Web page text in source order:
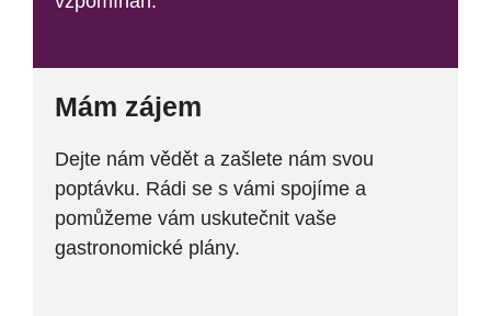
Mám zájem
Dejte nám vědět a zašlete nám svou
poptávku. Rádi se s vámi spojíme a
pomůžeme vám uskutečnit vaše
gastronomické plány.